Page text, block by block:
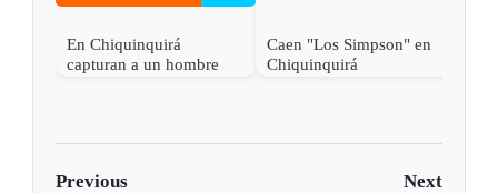
En Chiquinquirá
capturan a un hombre
Caen "Los Simpson" en
Chiquinquirá
Previous Next